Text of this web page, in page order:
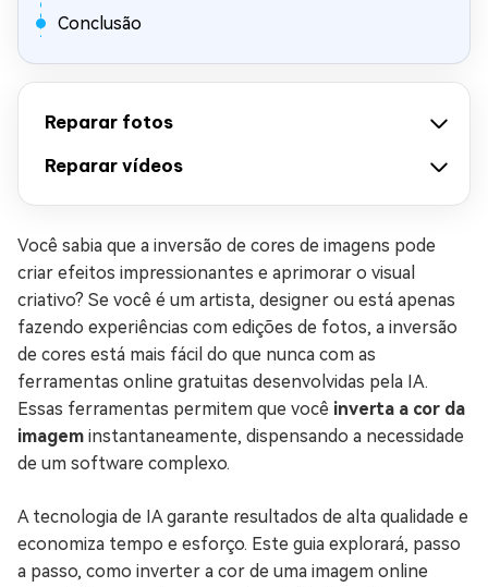
Conclusão
Reparar fotos
Reparar vídeos
Você sabia que a inversão de cores de imagens pode
criar efeitos impressionantes e aprimorar o visual
criativo? Se você é um artista, designer ou está apenas
fazendo experiências com edições de fotos, a inversão
de cores está mais fácil do que nunca com as
ferramentas online gratuitas desenvolvidas pela IA.
Essas ferramentas permitem que você inverta a cor da
imagem instantaneamente, dispensando a necessidade
de um software complexo.
A tecnologia de IA garante resultados de alta qualidade e
economiza tempo e esforço. Este guia explorará, passo
a passo, como inverter a cor de uma imagem online